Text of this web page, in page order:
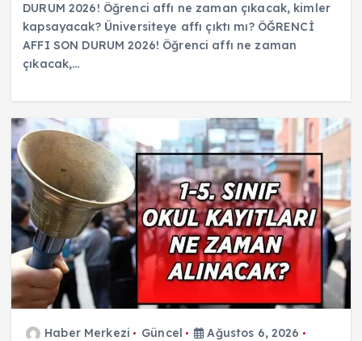
DURUM 2026! Öğrenci affı ne zaman çıkacak, kimler
kapsayacak? Üniversiteye affı çıktı mı? ÖĞRENCİ
AFFI SON DURUM 2026! Öğrenci affı ne zaman
çıkacak,…
Haber Merkezi Güncel
Ağustos 6, 2026